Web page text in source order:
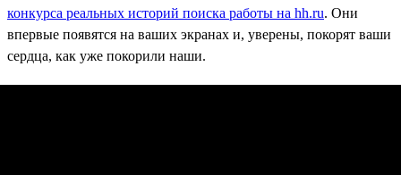
конкурса реальных историй поиска работы на hh.ru. Они
впервые появятся на ваших экранах и, уверены, покорят ваши
сердца, как уже покорили наши.